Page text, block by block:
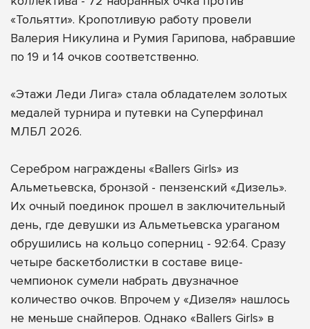
«Тольятти». Кропотливую работу провели
Валерия Никулина и Румия Гарипова, набравшие
по 19 и 14 очков соответственно.
«Этажи Леди Лига» стала обладателем золотых
медалей турнира и путевки на Суперфинал
МЛБЛ 2026.
Серебром награждены «Ballers Girls» из
Альметьевска, бронзой - пензенский «Дизель».
Их очный поединок прошел в заключительный
день, где девушки из Альметьевска ураганом
обрушились на кольцо соперниц - 92:64. Сразу
четыре баскетболистки в составе вице-
чемпионок сумели набрать двузначное
количество очков. Впрочем у «Дизеля» нашлось
не меньше снайперов. Однако «Ballers Girls» в